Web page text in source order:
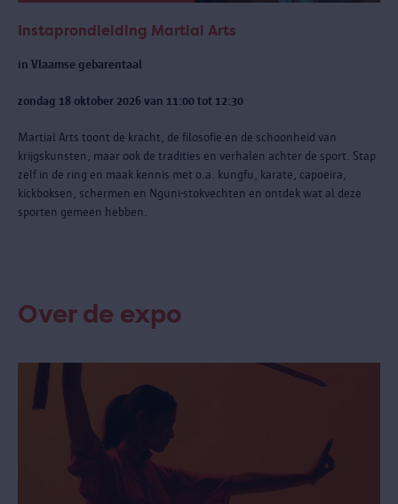
Instaprondleiding Martial Arts
in Vlaamse gebarentaal
zondag 18 oktober 2026 van 11:00 tot 12:30
Martial Arts toont de kracht, de filosofie en de schoonheid van
krijgskunsten, maar ook de tradities en verhalen achter de sport. Stap
zelf in de ring en maak kennis met o.a. kungfu, karate, capoeira,
kickboksen, schermen en Nguni-stokvechten en ontdek wat al deze
sporten gemeen hebben.
Over de expo